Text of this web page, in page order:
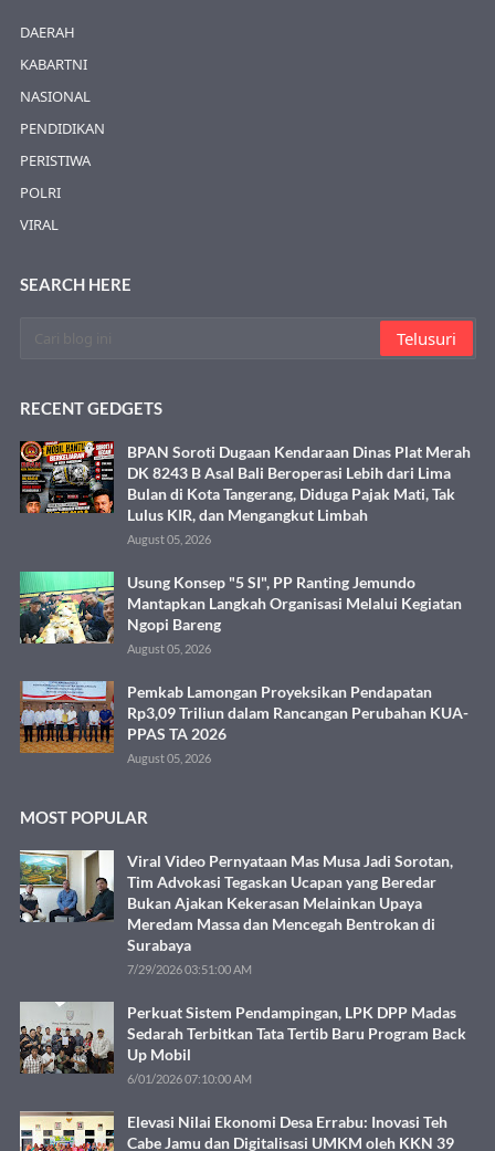
DAERAH
KABARTNI
NASIONAL
PENDIDIKAN
PERISTIWA
POLRI
VIRAL
SEARCH HERE
RECENT GEDGETS
BPAN Soroti Dugaan Kendaraan Dinas Plat Merah
DK 8243 B Asal Bali Beroperasi Lebih dari Lima
Bulan di Kota Tangerang, Diduga Pajak Mati, Tak
Lulus KIR, dan Mengangkut Limbah
August 05, 2026
Usung Konsep "5 SI", PP Ranting Jemundo
Mantapkan Langkah Organisasi Melalui Kegiatan
Ngopi Bareng
August 05, 2026
Pemkab Lamongan Proyeksikan Pendapatan
Rp3,09 Triliun dalam Rancangan Perubahan KUA-
PPAS TA 2026
August 05, 2026
MOST POPULAR
Viral Video Pernyataan Mas Musa Jadi Sorotan,
Tim Advokasi Tegaskan Ucapan yang Beredar
Bukan Ajakan Kekerasan Melainkan Upaya
Meredam Massa dan Mencegah Bentrokan di
Surabaya
7/29/2026 03:51:00 AM
Perkuat Sistem Pendampingan, LPK DPP Madas
Sedarah Terbitkan Tata Tertib Baru Program Back
Up Mobil
6/01/2026 07:10:00 AM
Elevasi Nilai Ekonomi Desa Errabu: Inovasi Teh
Cabe Jamu dan Digitalisasi UMKM oleh KKN 39